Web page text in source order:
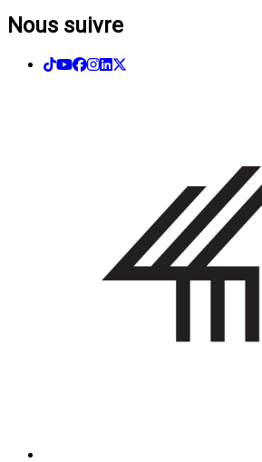
Nous suivre